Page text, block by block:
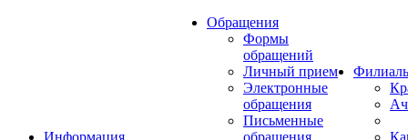
Информация
Обращения
Формы
обращений
Личный прием
Электронные
обращения
Письменные
обращения